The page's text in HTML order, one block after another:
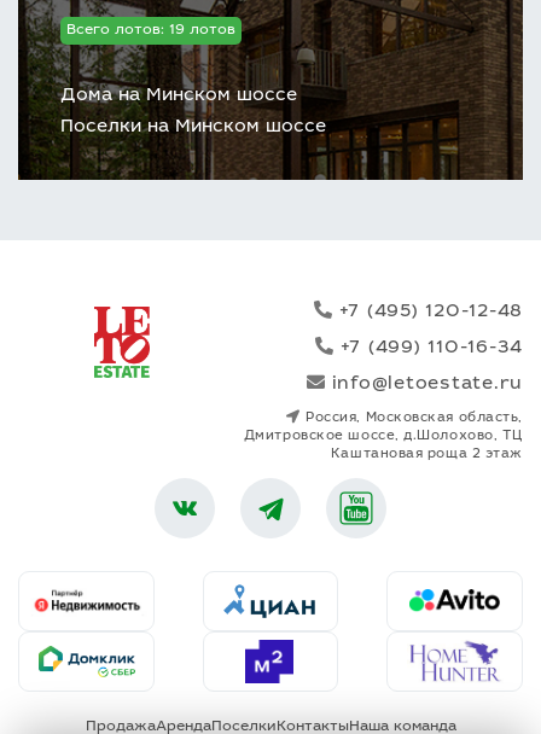
Всего лотов: 19 лотов
Дома на Минском шоссе
Поселки на Минском шоссе
+7 (495) 120-12-48
+7 (499) 110-16-34
info@letoestate.ru
Россия, Московская область,
Дмитровское шоссе, д.Шолохово, ТЦ
Каштановая роща 2 этаж
ПродажаАрендаПоселки КонтактыНаша команда